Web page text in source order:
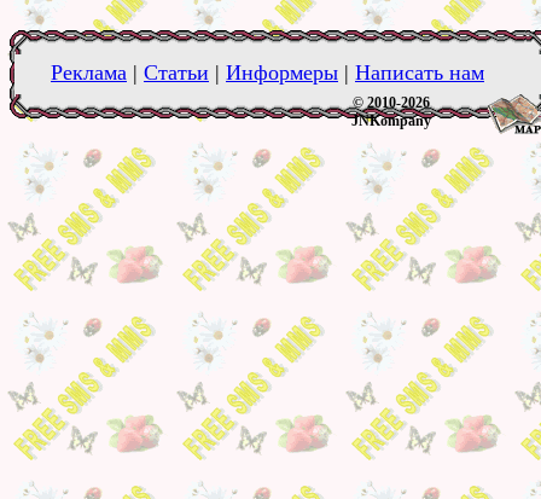
Реклама | Статьи | Информеры | Написать нам
© 2010-2026
JNKompany